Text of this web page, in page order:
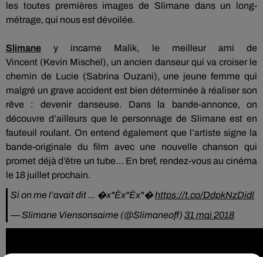
les toutes premières images de Slimane dans un long-
métrage, qui nous est dévoilée.
Slimane y incarne Malik, le meilleur ami de
Vincent (Kevin Mischel), un ancien danseur qui va croiser le
chemin de Lucie (Sabrina Ouzani), une jeune femme qui
malgré un grave accident est bien déterminée à réaliser son
rêve :
devenir danseuse.
Dans la bande-annonce, on
découvre d’ailleurs que le personnage de Slimane est en
fauteuil roulant. On entend également que l’artiste signe la
bande-originale du film avec une nouvelle chanson qui
promet déjà d’être un tube… En bref, rendez-vous au cinéma
le 18 juillet prochain.
Si on me l’avait dit ... �x"Èx"Èx"�https://t.co/DdpkNzDidl
— Slimane Viensonsaime (@Slimaneoff) 31 mai 2018